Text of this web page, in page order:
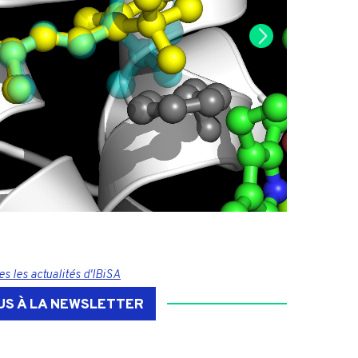
les actualités d'IBiSA
À LA NEWSLETTER